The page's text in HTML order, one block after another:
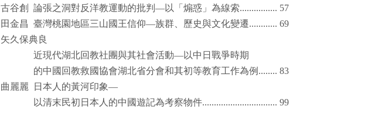
古谷創
論張之洞對反洋教運動的批判—以「煽惑」為線索................ 57
田金昌 臺灣桃園地區三山國王信仰—族群、歷史與文化變遷............ 69
矢久保典良
近現代湖北回教社團與其社會活動—以中日戰爭時期
的中國回教救國協會湖北省分會和其初等教育工作為例 ........ 83
曲麗麗
日本人的黃河印象—
以清末民初日本人的中國遊記為考察物件................................ 99